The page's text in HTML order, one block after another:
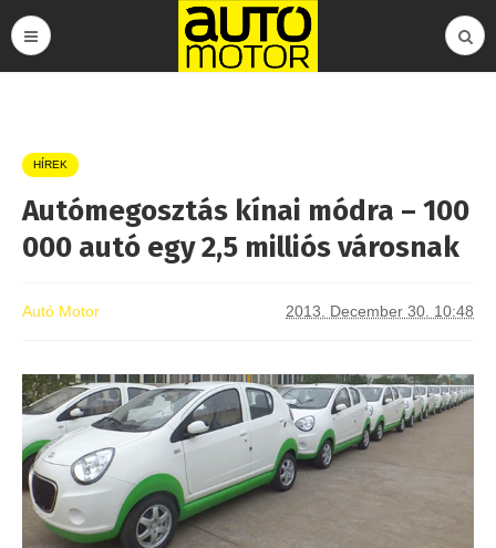
HÍREK
Autómegosztás kínai módra – 100
000 autó egy 2,5 milliós városnak
Autó Motor 2013. December 30. 10:48